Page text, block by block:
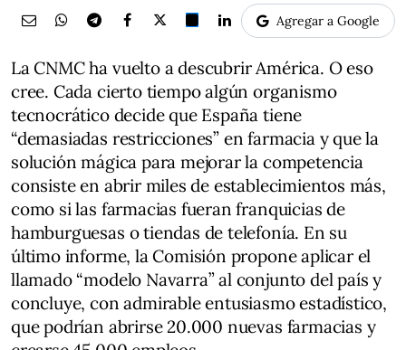
Agregar a Google
La CNMC ha vuelto a descubrir América. O eso
cree. Cada cierto tiempo algún organismo
tecnocrático decide que España tiene
“demasiadas restricciones” en farmacia y que la
solución mágica para mejorar la competencia
consiste en abrir miles de establecimientos más,
como si las farmacias fueran franquicias de
hamburguesas o tiendas de telefonía. En su
último informe, la Comisión propone aplicar el
llamado “modelo Navarra” al conjunto del país y
concluye, con admirable entusiasmo estadístico,
que podrían abrirse 20.000 nuevas farmacias y